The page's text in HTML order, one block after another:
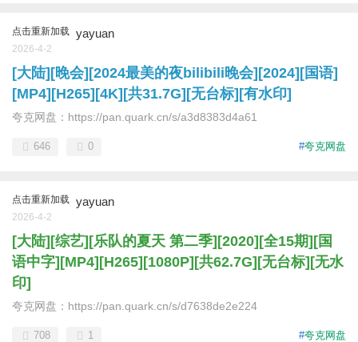
点击重新加载 yayuan
2026-4-2
[大陆][晚会][2024最美的夜bilibili晚会][2024][国语]
[MP4][H265][4K][共31.7G][无台标][有水印]
夸克网盘：https://pan.quark.cn/s/a3d8383d4a61
#夸克网盘
646 0
点击重新加载 yayuan
2026-4-2
[大陆][综艺][乐队的夏天 第二季][2020][全15期][国
语中字][MP4][H265][1080P][共62.7G][无台标][无水
印]
夸克网盘：https://pan.quark.cn/s/d7638de2e224
#夸克网盘
708 1